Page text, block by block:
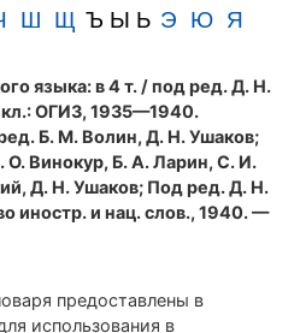
Ш Щ Ъ Ы Ь Э Ю Я
языка: в 4 т. / под ред. Д. Н.
ОГИЗ, 1935—1940.
Б. М. Волин, Д. Н. Ушаков;
О. Винокур, Б. А. Ларин, С. И.
Д. Н. Ушаков; Под ред. Д. Н.
иностр. и нац. слов., 1940. —
предоставлены в
использования в